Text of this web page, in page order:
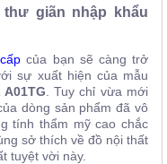
giãn nhập khẩu
của bạn sẽ càng trở
sự xuất hiện của mẫu
. Tuy chỉ vừa mới
dòng sản phẩm đã vô
tính thẩm mỹ cao chắc
sở thích về đồ nội thất
tuyệt vời này.